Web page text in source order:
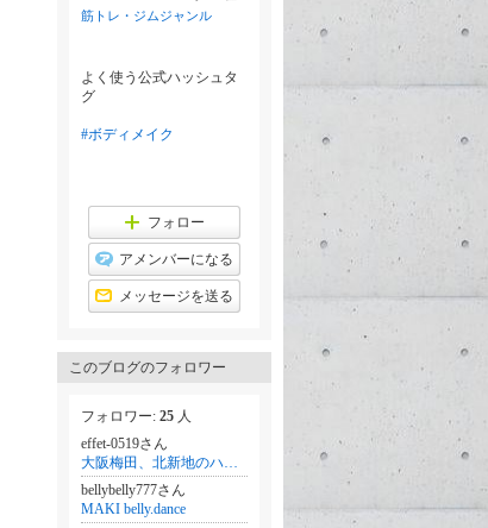
筋トレ・ジムジャンル
よく使う公式ハッシュタ
グ
#ボディメイク
フォロー
アメンバーになる
メッセージを送る
このブログのフォロワー
フォロワー: 25 人
effet-0519さん
大阪梅田、北新地のハイフ&脱毛サロン"effet"エフェ
bellybelly777さん
MAKI belly.dance